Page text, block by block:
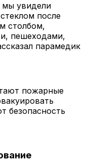
мы увидели
после
столбом,
пешеходами,
парамедик
пожарные
безопасность